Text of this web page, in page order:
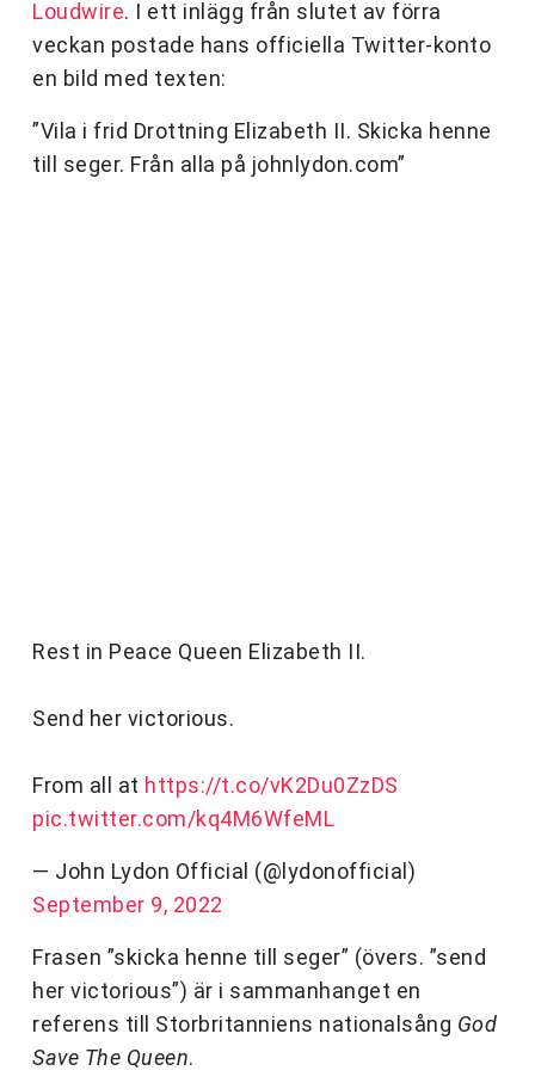
Loudwire. I ett inlägg från slutet av förra
veckan postade hans officiella Twitter-konto
en bild med texten:
”Vila i frid Drottning Elizabeth II. Skicka henne
till seger. Från alla på johnlydon.com”
Rest in Peace Queen Elizabeth II.
Send her victorious.
From all at https://t.co/vK2Du0ZzDS
pic.twitter.com/kq4M6WfeML
— John Lydon Official (@lydonofficial)
September 9, 2022
Frasen ”skicka henne till seger” (övers. ”send
her victorious”) är i sammanhanget en
referens till Storbritanniens nationalsång God
Save The Queen.